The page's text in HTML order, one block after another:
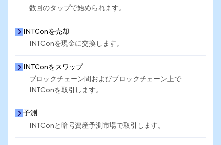
数回のタップで始められます。
INTConを売却
INTConを現金に交換します。
INTConをスワップ
ブロックチェーン間およびブロックチェーン上で
INTConを取引します。
予測
INTConと暗号資産予測市場で取引します。